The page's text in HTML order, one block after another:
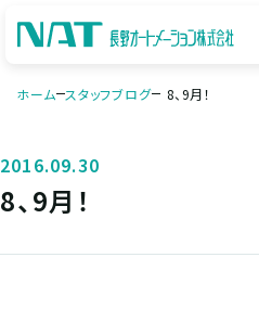
ホーム スタッフブログ 8、9月！
2016.09.30
8、9月！